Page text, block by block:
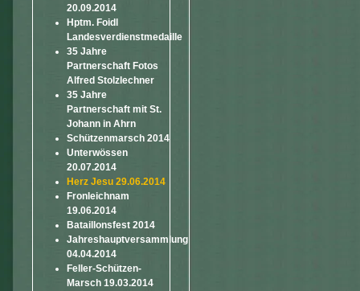
20.09.2014
Hptm. Foidl
Landesverdienstmedaille
35 Jahre
Partnerschaft Fotos
Alfred Stolzlechner
35 Jahre
Partnerschaft mit St.
Johann in Ahrn
Schützenmarsch 2014
Unterwössen
20.07.2014
Herz Jesu 29.06.2014
Fronleichnam
19.06.2014
Bataillonsfest 2014
Jahreshauptversammlung
04.04.2014
Feller-Schützen-
Marsch 19.03.2014